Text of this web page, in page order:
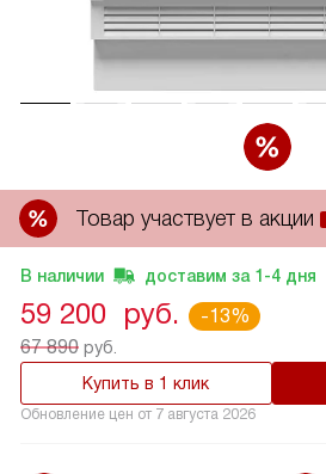
Товар участвует в акции
В наличии доставим за 1-4 дня
59 200 руб.
-13%
67 890 руб.
Купить в 1 клик
Обновление цен от 7 августа 2026